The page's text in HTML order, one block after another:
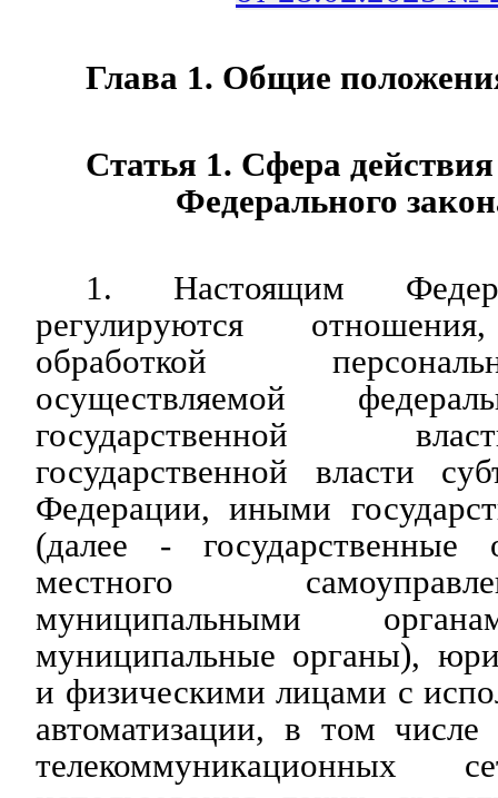
Глава 1. Общие
Статья 1. Сфера
Федерального
1. Настоящим
регулируются
обработкой
осуществляемой
государственной
государственной власти
Федерации, иными
(далее - государственные
местного
муниципальными
муниципальные органы),
и физическими лицами с
автоматизации, в том